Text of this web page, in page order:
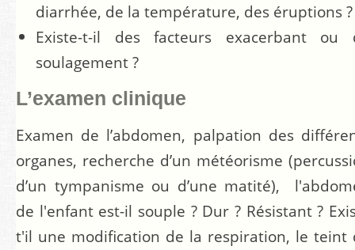
diarrhée, de la température, des éruptions ?
Existe-t-il des facteurs exacerbant ou
soulagement ?
L’examen clinique
Examen de l’abdomen, palpation des
organes, recherche d’un météorisme
d’un tympanisme ou d’une matité),
de l'enfant est-il souple ? Dur ? Résistant ?
t'il une modification de la respiration, le teint